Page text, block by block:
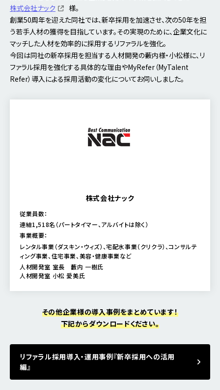
株式会社ナック
様。
創業50周年を迎えた同社では、新卒採用を加速させ、次の50年を担
う若手人材の獲得を目指しています。その実現のために、企業文化に
マッチした人材を効率的に採用するリファラルを強化。
今回は同社の新卒採用を担当する人材開発の藪内様・小松様に、リ
ファラル採用を強化する具体的な理由やMyRefer（MyTalent
Refer）導入による採用活動の変化についてお伺いしました。
株式会社ナック
従業員数：
連結1,518名（パートタイマー、アルバイトは除く）
事業概要：
レンタル事業（ダスキン・ウィズ）、宅配水事業（クリクラ）、コンサルテ
ィング事業、住宅事業、美容・健康事業など
人材開発室 室長 藪内 一樹氏
人材開発室 小松 愛美氏
その他企業様の導入事例をまとめています！
下記からダウンロードください。
リファラル採用導入・運用事例『新卒採用への活用
編』